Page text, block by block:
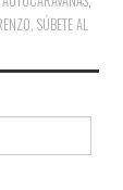
,SÚBETE AL